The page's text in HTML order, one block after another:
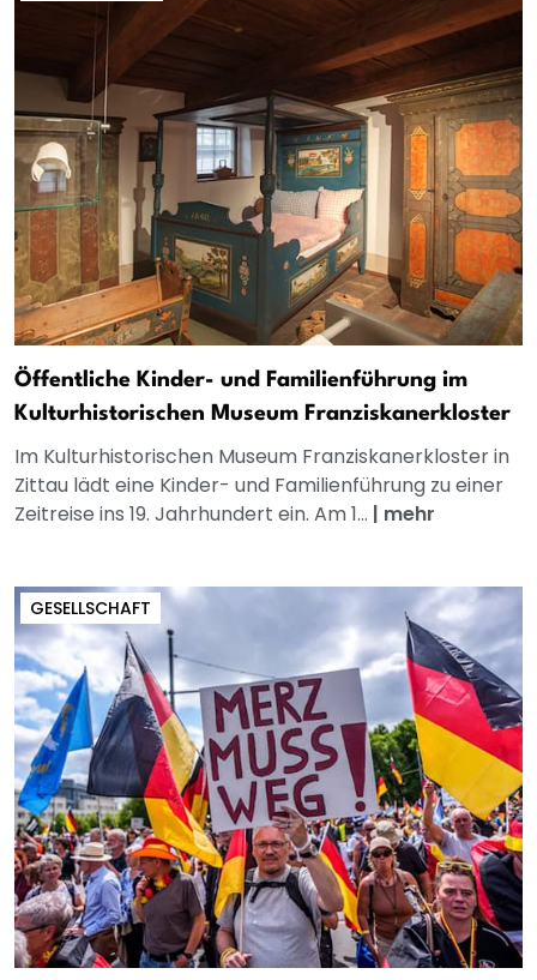
Öffentliche Kinder- und Familienführung im
Kulturhistorischen Museum Franziskanerkloster
Im Kulturhistorischen Museum Franziskanerkloster in
Zittau lädt eine Kinder- und Familienführung zu einer
Zeitreise ins 19. Jahrhundert ein. Am 1... | mehr
GESELLSCHAFT